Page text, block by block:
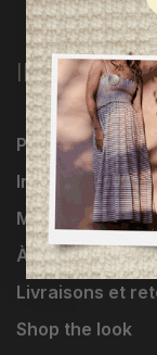
Programme
Influenceuses
Marques
À propos
Livraisons et
Shop the look